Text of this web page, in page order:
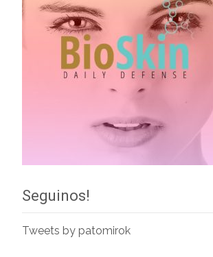
Seguinos!
Tweets by patomirok